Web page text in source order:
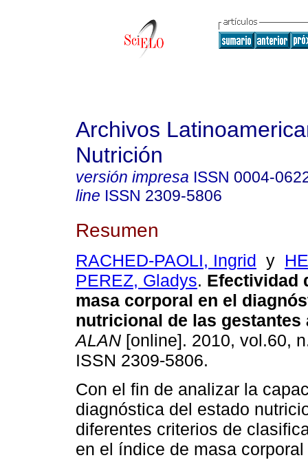
Archivos
Nutrición
versión impresa ISSN 0004-
line ISSN 2309-5806
Resumen
RACHED-PAOLI, Ingrid y
PEREZ, Gladys. Efectividad
masa corporal en el
nutricional de las gestantes
ALAN [online]. 2010, vol.60,
ISSN 2309-5806.
Con el fin de analizar la
diagnóstica del estado
diferentes criterios de
en el índice de masa